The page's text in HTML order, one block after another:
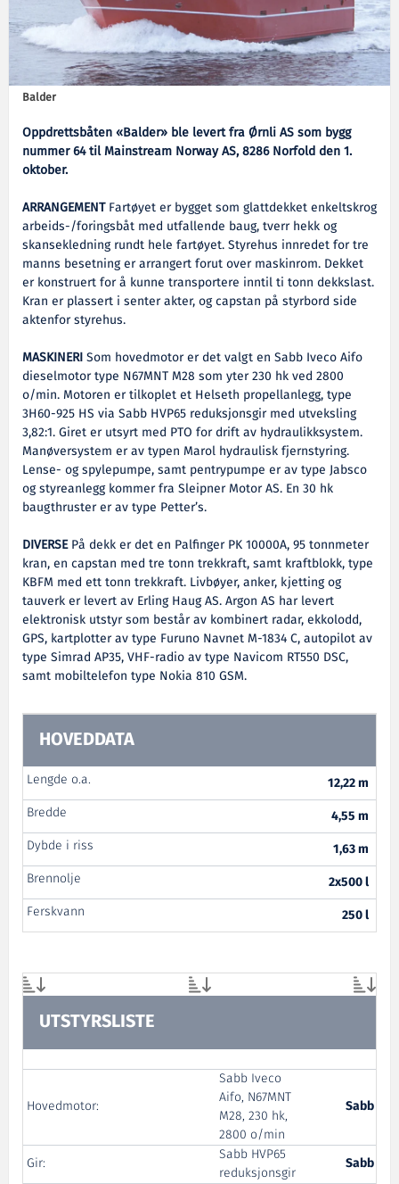
Balder
Oppdrettsbåten «Balder» ble levert fra Ørnli AS som bygg
nummer 64 til Mainstream Norway AS, 8286 Norfold den 1.
oktober.
ARRANGEMENTFartøyet er bygget som glattdekket enkeltskrog
arbeids-/foringsbåt med utfallende baug, tverr hekk og
skansekledning rundt hele fartøyet. Styrehus innredet for tre
manns besetning er arrangert forut over maskinrom. Dekket
er konstruert for å kunne transportere inntil ti tonn dekkslast.
Kran er plassert i senter akter, og capstan på styrbord side
aktenfor styrehus.
MASKINERISom hovedmotor er det valgt en Sabb Iveco Aifo
dieselmotor type N67MNT M28 som yter 230 hk ved 2800
o/min. Motoren er tilkoplet et Helseth propellanlegg, type
3H60-925 HS via Sabb HVP65 reduksjonsgir med utveksling
3,82:1. Giret er utsyrt med PTO for drift av hydraulikksystem.
Manøversystem er av typen Marol hydraulisk fjernstyring.
Lense- og spylepumpe, samt pentrypumpe er av type Jabsco
og styreanlegg kommer fra Sleipner Motor AS. En 30 hk
baugthruster er av type Petter’s.
DIVERSEPå dekk er det en Palfinger PK 10000A, 95 tonnmeter
kran, en capstan med tre tonn trekkraft, samt kraftblokk, type
KBFM med ett tonn trekkraft. Livbøyer, anker, kjetting og
tauverk er levert av Erling Haug AS. Argon AS har levert
elektronisk utstyr som består av kombinert radar, ekkolodd,
GPS, kartplotter av type Furuno Navnet M-1834 C, autopilot av
type Simrad AP35, VHF-radio av type Navicom RT550 DSC,
samt mobiltelefon type Nokia 810 GSM.
HOVEDDATA
Lengde o.a.
12,22 m
Bredde
4,55 m
Dybde i riss
1,63 m
Brennolje
2x500 l
Ferskvann
250 l
UTSTYRSLISTE
Hovedmotor:
Sabb Iveco
Aifo, N67MNT
M28, 230 hk,
2800 o/min
Sabb
Gir:
Sabb HVP65
reduksjonsgir
Sabb